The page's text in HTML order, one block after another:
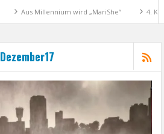
Aus Millennium wird „MariShe“ 4.
Dezember17